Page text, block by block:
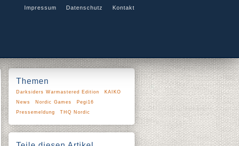
Impressum Datenschutz Kontakt
Themen
Darksiders Warmastered Edition
KAIKO
News
Nordic Games
Pegi16
Pressemeldung
THQ Nordic